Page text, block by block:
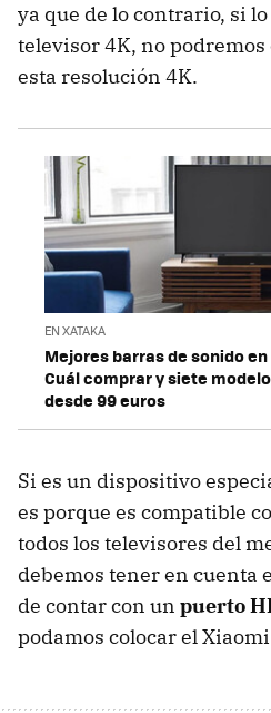
ya que de lo contrario, si
televisor 4K, no
esta resolución 4K.
EN XATAKA
Mejores barras de sonido
Cuál comprar y siete
desde 99 euros
Si es un dispositivo
es porque es compatible
todos los televisores del
debemos tener en cuenta
de contar con un puerto
podamos colocar el